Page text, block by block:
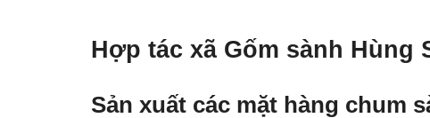
Hợp tác xã Gốm sành Hùng
Sản xuất các mặt hàng chum